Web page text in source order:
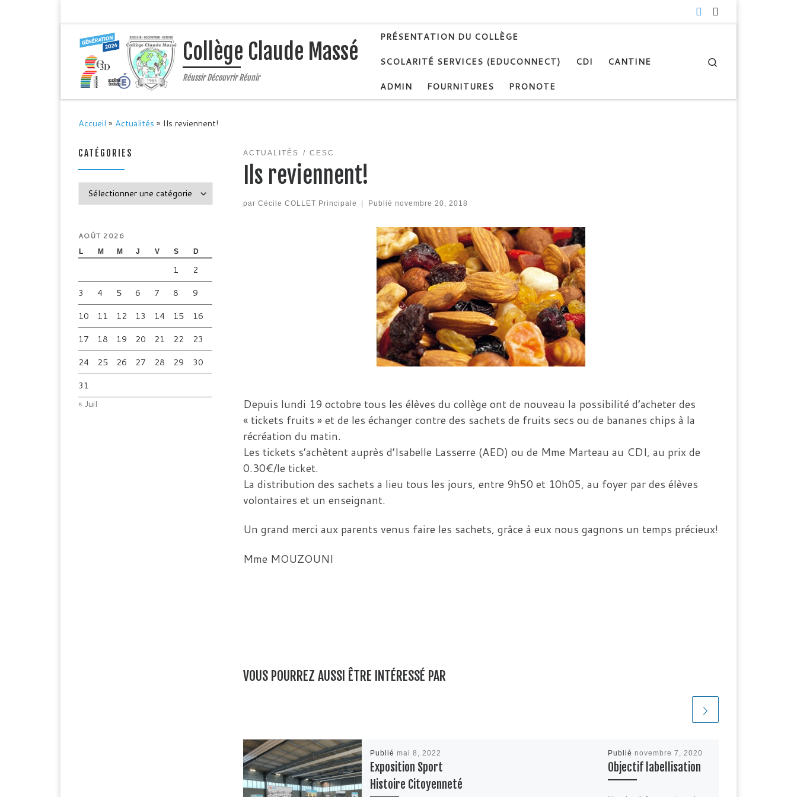
Collège Claude Massé
Réussir Découvrir Réunir
PRÉSENTATION DU COLLÈGE
SCOLARITÉ SERVICES (EDUCONNECT)
CDI
CANTINE
ADMIN
FOURNITURES PRONOTE
Accueil » Actualités » Ils reviennent!
ACTUALITÉS CESC
Ils reviennent!
par Cécile COLLET Principale Publiénovembre 20, 2018
Depuis lundi 19 octobre tous les élèves du collège ont de nouveau la possibilité d’acheter des
« tickets fruits » et de les échanger contre des sachets de fruits secs ou de bananes chips à la
récréation du matin.
Les tickets s’achètent auprès d’Isabelle Lasserre (AED) ou de Mme Marteau au CDI, au prix de
0.30€/le ticket.
La distribution des sachets a lieu tous les jours, entre 9h50 et 10h05, au foyer par des élèves
volontaires et un enseignant.
Un grand merci aux parents venus faire les sachets, grâce à eux nous gagnons un temps précieux!
Mme MOUZOUNI
VOUS POURREZ AUSSI ÊTRE INTÉRESSÉ PAR
Publiémai 8, 2022
Exposition Sport
Histoire Citoyenneté
Publiénovembre 7, 2020
Objectif labellisation
CATÉGORIES
AOÛT 2026
L M M J V S D
1
2
3
4 5 6 7 8
9
10
11 12 13 14 15
16
17
18 19 20 21 22
23
24
25 26 27 28 29
30
31
« Juil